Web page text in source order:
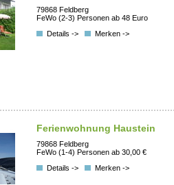
79868 Feldberg
FeWo (2-3) Personen ab 48 Euro
Details ->
Merken ->
Ferienwohnung Haustein
79868 Feldberg
FeWo (1-4) Personen ab 30,00 €
Details ->
Merken ->